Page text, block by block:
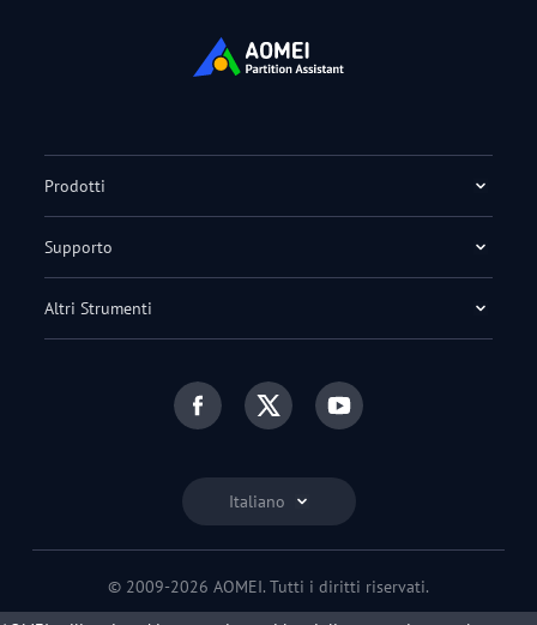
Italiano
Prodotti
Supporto
Altri Strumenti
© 2009-2026 AOMEI. Tutti i diritti riservati.
Informativa sulla privacy|Termini di utilizzo